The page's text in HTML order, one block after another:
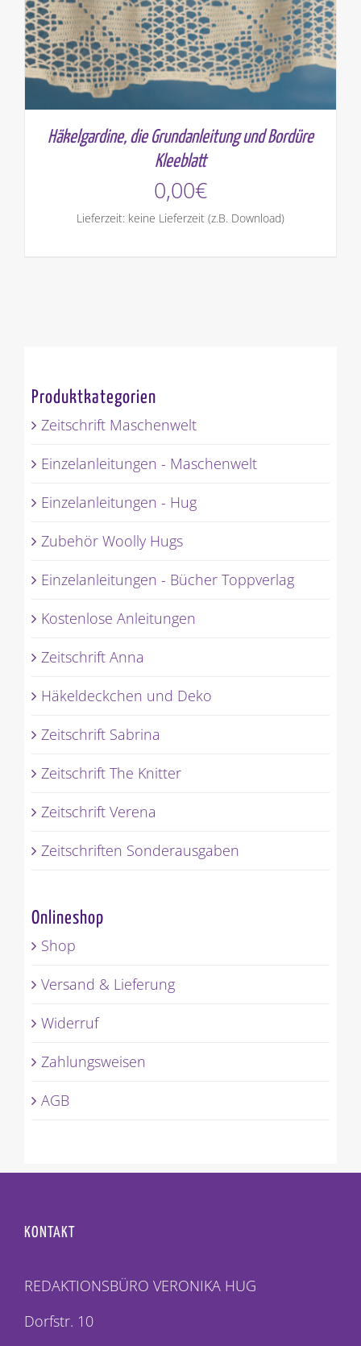
Häkelgardine, die Grundanleitung und Bordüre
Kleeblatt
0,00€
Lieferzeit: keine Lieferzeit (z.B. Download)
Produktkategorien
Zeitschrift Maschenwelt
Einzelanleitungen - Maschenwelt
Einzelanleitungen - Hug
Zubehör Woolly Hugs
Einzelanleitungen - Bücher Toppverlag
Kostenlose Anleitungen
Zeitschrift Anna
Häkeldeckchen und Deko
Zeitschrift Sabrina
Zeitschrift The Knitter
Zeitschrift Verena
Zeitschriften Sonderausgaben
Onlineshop
Shop
Versand & Lieferung
Widerruf
Zahlungsweisen
AGB
KONTAKT
REDAKTIONSBÜRO VERONIKA HUG
Dorfstr. 10